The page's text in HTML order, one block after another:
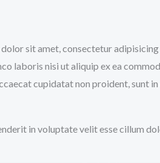
dolor sit amet, consectetur
laboris nisi ut aliquip ex ea
cupidatat non proident, sunt
in voluptate velit esse cillum